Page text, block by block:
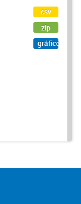
csv
zip
gráfico